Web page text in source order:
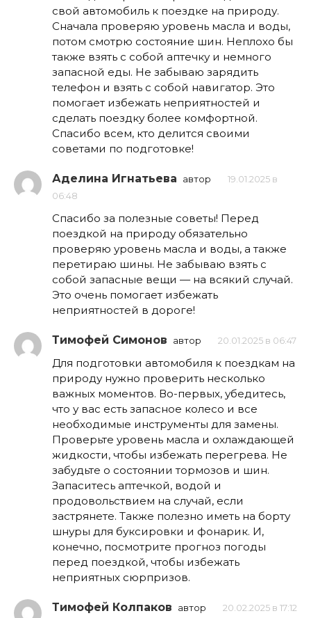
свой автомобиль к поездке на природу.
Сначала проверяю уровень масла и воды,
потом смотрю состояние шин. Неплохо бы
также взять с собой аптечку и немного
запасной еды. Не забываю зарядить
телефон и взять с собой навигатор. Это
помогает избежать неприятностей и
сделать поездку более комфортной.
Спасибо всем, кто делится своими
советами по подготовке!
Аделина Игнатьева автор
19.01.2025 в
06:48
Спасибо за полезные советы! Перед
поездкой на природу обязательно
проверяю уровень масла и воды, а также
перетираю шины. Не забываю взять с
собой запасные вещи — на всякий случай.
Это очень помогает избежать
неприятностей в дороге!
Тимофей Симонов автор 20.01.2025 в 06:47
Для подготовки автомобиля к поездкам на
природу нужно проверить несколько
важных моментов. Во-первых, убедитесь,
что у вас есть запасное колесо и все
необходимые инструменты для замены.
Проверьте уровень масла и охлаждающей
жидкости, чтобы избежать перегрева. Не
забудьте о состоянии тормозов и шин.
Запаситесь аптечкой, водой и
продовольствием на случай, если
застрянете. Также полезно иметь на борту
шнуры для буксировки и фонарик. И,
конечно, посмотрите прогноз погоды
перед поездкой, чтобы избежать
неприятных сюрпризов.
Тимофей Колпаков автор 20.02.2025 в 17:12